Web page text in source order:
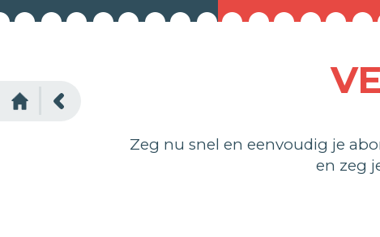
Zeg nu snel en eenvoudig je
en zeg